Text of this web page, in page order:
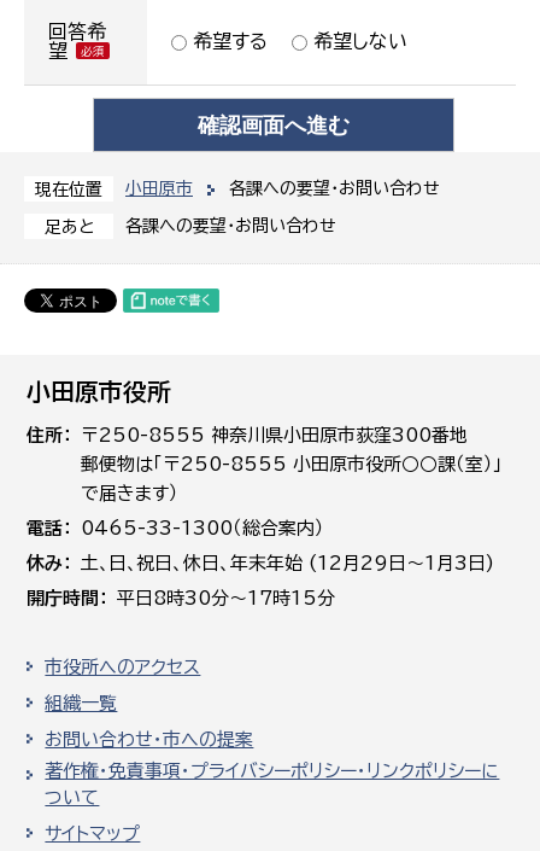
現在位置 小田原市 各課への要望・お問い合わせ
足あと 各課への要望・お問い合わせ
回答希
望
希望する 希望しない
小田原市役所
住所
〒250-8555 神奈川県小田原市荻窪300番地
郵便物は「〒250-8555 小田原市役所○○課（室）」
で届きます）
電話
0465-33-1300（総合案内）
休み
土､日､祝日、休日、年末年始 (12月29日～1月3日)
開庁時間
平日8時30分～17時15分
市役所へのアクセス
組織一覧
お問い合わせ・市への提案
著作権・免責事項・プライバシーポリシー・リンクポリシーに
ついて
サイトマップ